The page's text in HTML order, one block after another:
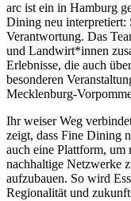
arc ist ein in Hamburg
Dining neu interpretiert:
Verantwortung. Das
und Landwirt*innen
Erlebnisse, die auch
besonderen
Mecklenburg-
Ihr weiser Weg
zeigt, dass Fine Dining
auch eine Plattform, um
nachhaltige Netzwerke
aufzubauen. So wird
Regionalität und